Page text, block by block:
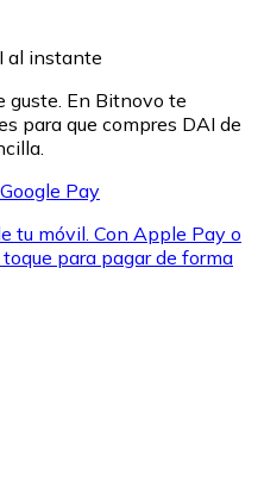
al instante
guste. En Bitnovo te
para que compres DAI de
Pay
tu móvil. Con Apple Pay o
para pagar de forma